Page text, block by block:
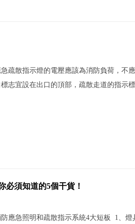
疏散指示燈的電壓應該為消防負荷，不
志宜設在出口的頂部，疏散走道的指示
急疏散指示燈的電壓應
必須知道的5個干貨！
應急照明和疏散指示系統4大短板 1、